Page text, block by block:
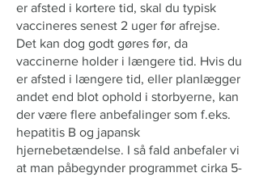
er afsted i kortere tid, skal du typisk
vaccineres senest 2 uger før afrejse.
Det kan dog godt gøres før, da
vaccinerne holder i længere tid. Hvis du
er afsted i længere tid, eller planlægger
andet end blot ophold i storbyerne, kan
der være flere anbefalinger som f.eks.
hepatitis B og japansk
hjernebetændelse. I så fald anbefaler vi
at man påbegynder programmet cirka 5-